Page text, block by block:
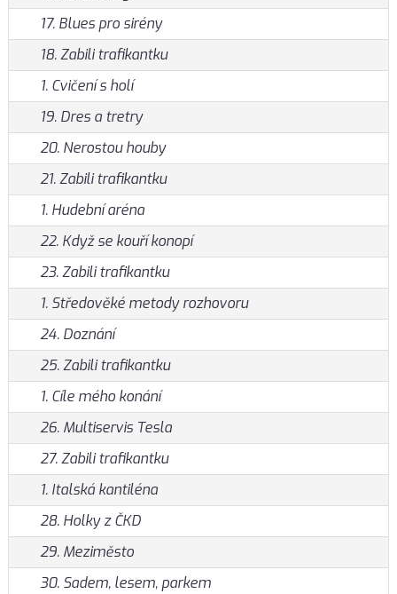
17. Blues pro sirény
18. Zabili trafikantku
1. Cvičení s holí
19. Dres a tretry
20. Nerostou houby
21. Zabili trafikantku
1. Hudební aréna
22. Když se kouří konopí
23. Zabili trafikantku
1. Středověké metody rozhovoru
24. Doznání
25. Zabili trafikantku
1. Cíle mého konání
26. Multiservis Tesla
27. Zabili trafikantku
1. Italská kantiléna
28. Holky z ČKD
29. Meziměsto
30. Sadem, lesem, parkem